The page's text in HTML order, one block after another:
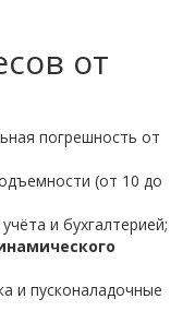
от
погрешность от
(от 10 до
и бухгалтерией;
и пусконаладочные